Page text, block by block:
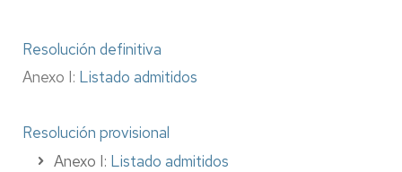
Resolución definitiva
Anexo I: Listado admitidos
Resolución provisional
Anexo I: Listado admitidos